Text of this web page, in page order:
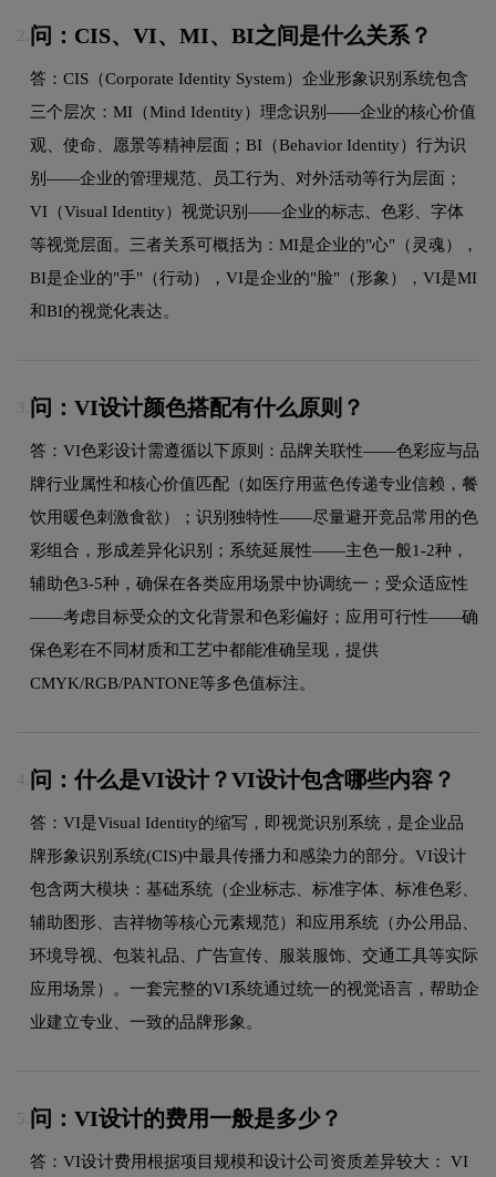
2. 问：CIS、VI、MI、BI之间是什么关系？
答：CIS（Corporate Identity System）企业形象识别系统包含
三个层次：MI（Mind Identity）理念识别——企业的核心价值
观、使命、愿景等精神层面；BI（Behavior Identity）行为识
别——企业的管理规范、员工行为、对外活动等行为层面；
VI（Visual Identity）视觉识别——企业的标志、色彩、字体
等视觉层面。三者关系可概括为：MI是企业的"心"（灵魂），
BI是企业的"手"（行动），VI是企业的"脸"（形象），VI是MI
和BI的视觉化表达。
3. 问：VI设计颜色搭配有什么原则？
答：VI色彩设计需遵循以下原则：品牌关联性——色彩应与品
牌行业属性和核心价值匹配（如医疗用蓝色传递专业信赖，餐
饮用暖色刺激食欲）；识别独特性——尽量避开竞品常用的色
彩组合，形成差异化识别；系统延展性——主色一般1-2种，
辅助色3-5种，确保在各类应用场景中协调统一；受众适应性
——考虑目标受众的文化背景和色彩偏好；应用可行性——确
保色彩在不同材质和工艺中都能准确呈现，提供
CMYK/RGB/PANTONE等多色值标注。
4. 问：什么是VI设计？VI设计包含哪些内容？
答：VI是Visual Identity的缩写，即视觉识别系统，是企业品
牌形象识别系统(CIS)中最具传播力和感染力的部分。VI设计
包含两大模块：基础系统（企业标志、标准字体、标准色彩、
辅助图形、吉祥物等核心元素规范）和应用系统（办公用品、
环境导视、包装礼品、广告宣传、服装服饰、交通工具等实际
应用场景）。一套完整的VI系统通过统一的视觉语言，帮助企
业建立专业、一致的品牌形象。
5. 问：VI设计的费用一般是多少？
答：VI设计费用根据项目规模和设计公司资质差异较大： VI